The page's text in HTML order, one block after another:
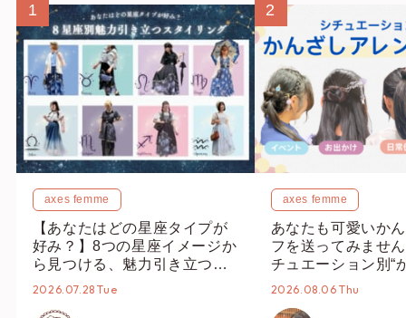
1
axes femme
【あなたはどの星座タイプが
好み？】8つの星座イメージか
ら見つける、魅力引き立つス
タイリング♡
2026.07.28 Tue
2
axes femme
あなたも可愛いか
フを送ってみませ
チュエーション別“
オススメ【ショッ
2026.08.06 Thu